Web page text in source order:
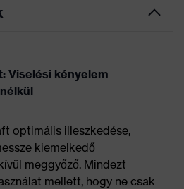
Viselési kényelem
optimális illeszkedése,
kiemelkedő
meggyőző. Mindezt
mellett, hogy ne csak